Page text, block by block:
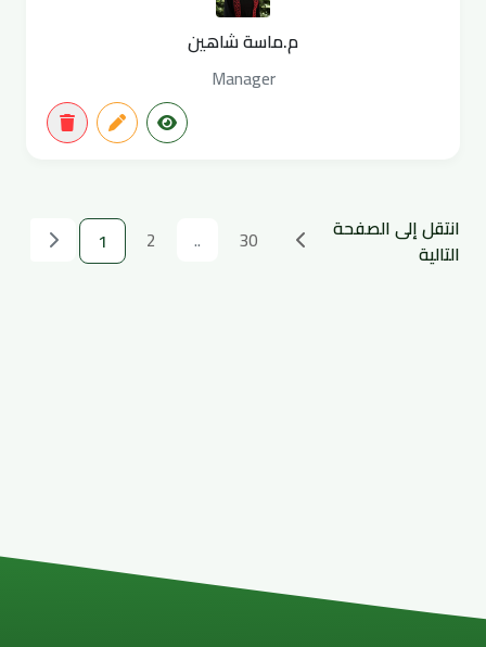
م.ماسة شاهين
Manager
انتقل إلى الصفحة
التالية
1 2 .. 30